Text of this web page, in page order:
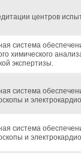
центров
система
химического
экспертизы.
система
и
система
и